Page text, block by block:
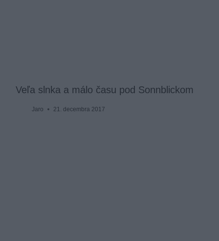
Veľa slnka a málo času pod Sonnblickom
Jaro 21. decembra 2017